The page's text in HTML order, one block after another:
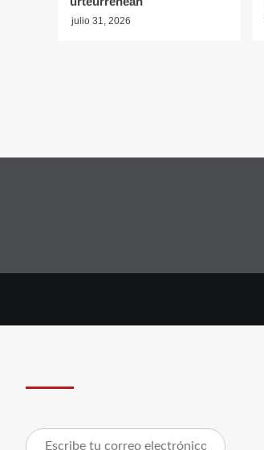
julio 31, 2026
Escribe